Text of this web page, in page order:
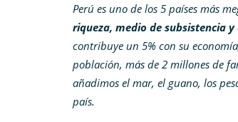
Perú es uno de los 5 países más
riqueza, medio de subsistencia
contribuye un 5% con su
población, más de 2 millones de
añadimos el mar, el guano, los
país.